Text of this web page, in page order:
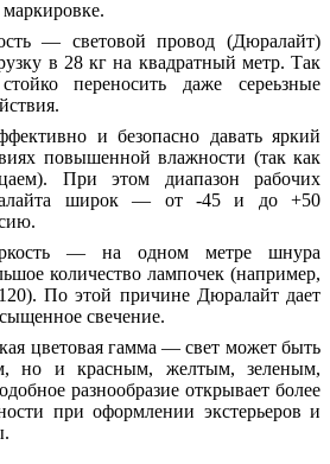
сть — световойпровод (Дюралайт)
узку в 28 кгна квадратный метр. Так
стойкопереносить дажесереьзные
фективно и безопасно давать яркий
иях повышеннойвлажности (так как
аем). При этом диапазонрабочих
лайта широк — от -45и до +50
ию.
— на одном метре шнура
количество лампочек (например,
По этой причине Дюралайт дает
свечение.
кая цветовая гамма — свет может быть
,но и красным, желтым, зеленым,
разнообразие открывает более
при оформлении экстерьеров и